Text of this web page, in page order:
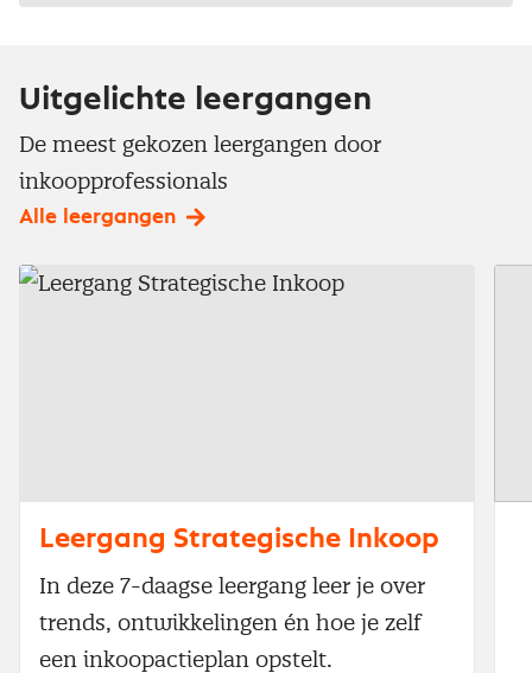
Uitgelichte leergangen
De meest gekozen leergangen door
inkoopprofessionals
Alle leergangen
Leergang Strategische Inkoop
In deze 7-daagse leergang leer je over
trends, ontwikkelingen én hoe je zelf
een inkoopactieplan opstelt.